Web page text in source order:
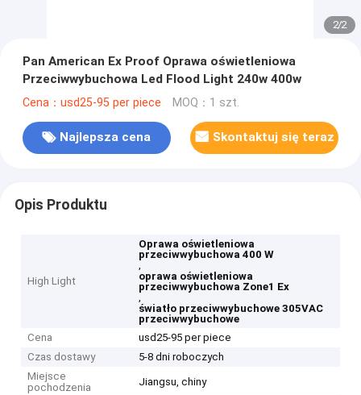
2/2
Pan American Ex Proof Oprawa oświetleniowa
Przeciwwybuchowa Led Flood Light 240w 400w
Cena：usd25-95 per piece MOQ：1 szt.
Najlepsza cena Skontaktuj się teraz
Opis Produktu
High Light
Oprawa oświetleniowa
przeciwwybuchowa 400 W
,
oprawa oświetleniowa
przeciwwybuchowa Zone1 Ex
,
światło przeciwwybuchowe 305VAC
przeciwwybuchowe
Cena
usd25-95 per piece
Czas dostawy
5-8 dni roboczych
Miejsce
pochodzenia
Jiangsu, chiny